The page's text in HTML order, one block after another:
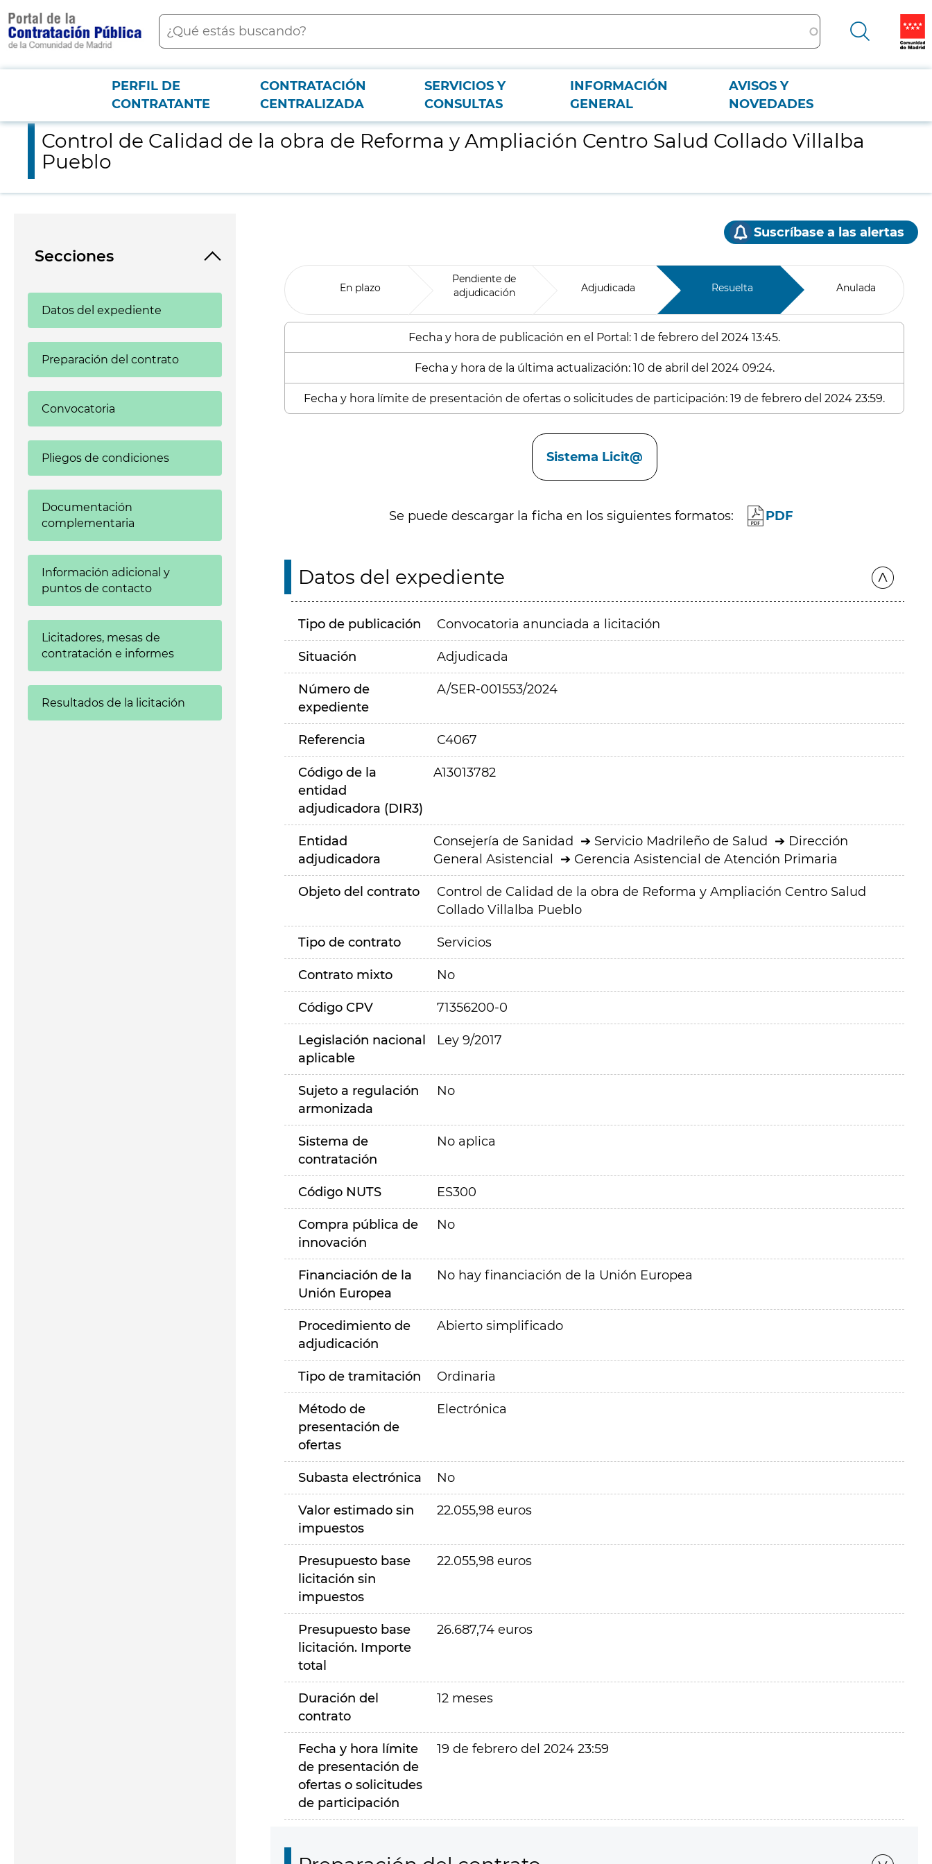
contenido
principal
Buscar
Menú PCON
PERFIL DE
CONTRATANTE
CONTRATACIÓN
CENTRALIZADA
SERVICIOS Y
CONSULTAS
INFORMACIÓN
GENERAL
AVISOS Y
NOVEDADES
Control de Calidad de la obra de Reforma y Ampliación Centro Salud Collado Villalba Pueblo
Control de Calidad de la obra de Reforma y Ampliación Centro Salud Collado Villalba
Pueblo
Secciones
Datos del expediente
Preparación del contrato
Convocatoria
Pliegos de condiciones
Documentación
complementaria
Información adicional y
puntos de contacto
Licitadores, mesas de
contratación e informes
Resultados de la licitación
Suscríbase a las alertas
En plazo
Pendiente de
adjudicación
Adjudicada Resuelta Anulada
Fecha y hora de publicación en el Portal: 1 de febrero del 2024 13:45.
Fecha y hora de la última actualización: 10 de abril del 2024 09:24.
Fecha y hora límite de presentación de ofertas o solicitudes de participación: 19 de febrero del 2024 23:59.
Sistema Licit@
Se puede descargar la ficha en los siguientes formatos: PDF
Datos del expediente
Tipo de publicación Convocatoria anunciada a licitación
Situación Adjudicada
Número de
expediente
A/SER-001553/2024
Referencia C4067
Código de la
entidad
adjudicadora (DIR3)
A13013782
Entidad
adjudicadora
Consejería de Sanidad Servicio Madrileño de Salud
Dirección
General Asistencial
Gerencia Asistencial de Atención Primaria
Objeto del contrato
Control de Calidad de la obra de Reforma y Ampliación Centro Salud
Collado Villalba Pueblo
Tipo de contrato Servicios
Contrato mixto No
Código CPV 71356200-0
Legislación nacional
aplicable
Ley 9/2017
Sujeto a regulación
armonizada
No
Sistema de
contratación
No aplica
Código NUTS ES300
Compra pública de
innovación
No
Financiación de la
Unión Europea
No hay financiación de la Unión Europea
Procedimiento de
adjudicación
Abierto simplificado
Tipo de tramitación Ordinaria
Método de
presentación de
ofertas
Electrónica
Subasta electrónica No
Valor estimado sin
impuestos
22.055,98 euros
Presupuesto base
licitación sin
impuestos
22.055,98 euros
Presupuesto base
licitación. Importe
total
26.687,74 euros
Duración del
contrato
12 meses
Fecha y hora límite
de presentación de
ofertas o solicitudes
de participación
19 de febrero del 2024 23:59